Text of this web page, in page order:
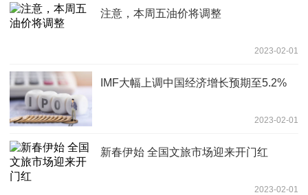
注意，本周五油价将调整
2023-02-01
IMF大幅上调中国经济增长预期至5.2%
2023-02-01
新春伊始 全国文旅市场迎来开门红
2023-02-01